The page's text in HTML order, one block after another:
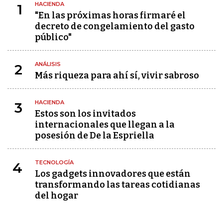
1 HACIENDA
"En las próximas horas firmaré el
decreto de congelamiento del gasto
público"
2 ANÁLISIS
Más riqueza para ahí sí, vivir sabroso
3 HACIENDA
Estos son los invitados
internacionales que llegan a la
posesión de De la Espriella
4 TECNOLOGÍA
Los gadgets innovadores que están
transformando las tareas cotidianas
del hogar